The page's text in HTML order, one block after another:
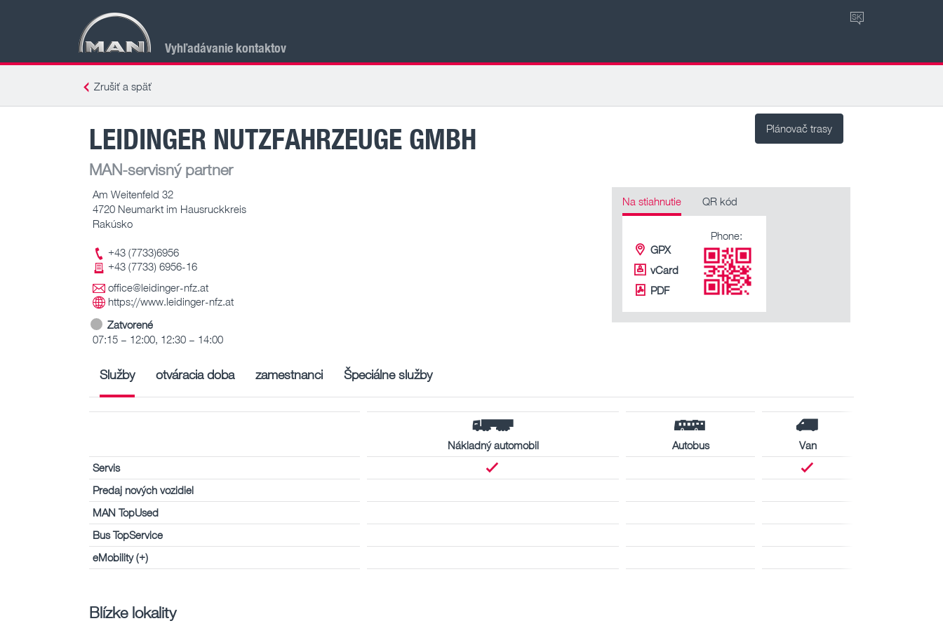
Vyhľadávanie kontaktov
SK
Zrušiť a späť
Plánovač trasy
LEIDINGER NUTZFAHRZEUGE GMBH
MAN-servisný partner
Am Weitenfeld 32
4720 Neumarkt im Hausruckkreis
Rakúsko
+43 (7733)6956
+43 (7733) 6956-16
office@leidinger-nfz.at
https://www.leidinger-nfz.at
Zatvorené
07:15 – 12:00, 12:30 – 14:00
Na stiahnutie QR kód
GPX
vCard
PDF
Phone:
Služby otváracia doba zamestnanci Špeciálne služby
Nákladný automobil Autobus
Van
Servis
Predaj nových vozidiel
MAN TopUsed
Bus TopService
eMobility (+)
Blízke lokality